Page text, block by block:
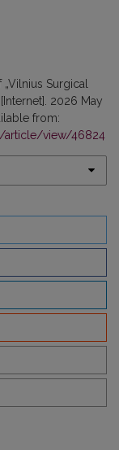
Surgical
2026 May
from:
article/view/46824